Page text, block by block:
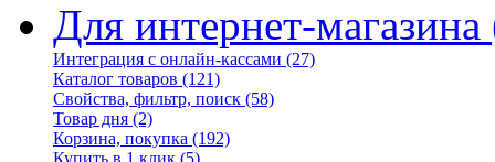
Для интернет-магазина
Интеграция с онлайн-кассами (27)
Каталог товаров (121)
Свойства, фильтр, поиск (58)
Товар дня (2)
Корзина, покупка (192)
Купить в 1 клик (5)